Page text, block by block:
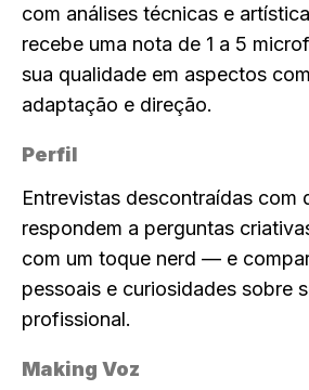
com análises técnicas e
recebe uma nota de 1 a 5
sua qualidade em aspectos
adaptação e direção.
Perfil
Entrevistas descontraídas com
respondem a perguntas
com um toque nerd — e
pessoais e curiosidades sobre
profissional.
Making Voz